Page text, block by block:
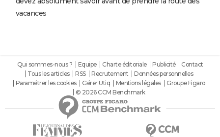
vacances
Qui sommes-nous ? Equipe Charte éditoriale Publicité
Contact
Tous les articles
RSS Recrutement
Données personnelles
Paramétrer les cookies
Gérer Utiq Mentions légales
Groupe Figaro
© 2026 CCM Benchmark